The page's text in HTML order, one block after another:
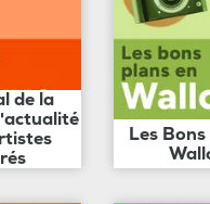
de la
Les